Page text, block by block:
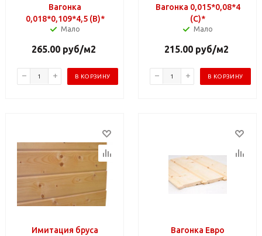
Вагонка
0,018*0,109*4,5 (B)*
Мало
265.00 руб/м2
В КОРЗИНУ
Вагонка 0,015*0,08*4
(C)*
Мало
215.00 руб/м2
В КОРЗИНУ
Имитация бруса
Вагонка Евро